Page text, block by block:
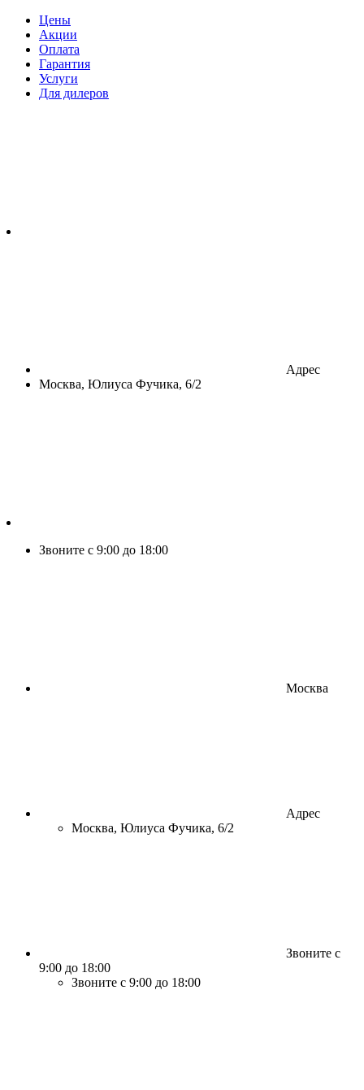
Цены
Акции
Оплата
Гарантия
Услуги
Для дилеров
Адрес
Москва, Юлиуса Фучика, 6/2
Звоните с 9:00 до 18:00
Москва
Адрес
Москва, Юлиуса Фучика, 6/2
Звоните с
9:00 до 18:00
Звоните с 9:00 до 18:00